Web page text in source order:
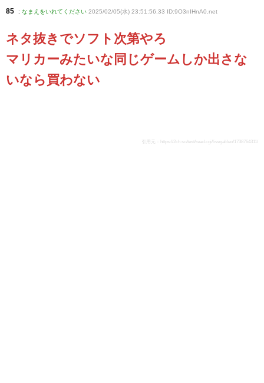
85 : なまえをいれてください 2025/02/05(水) 23:51:56.33 ID:9O3nIHnA0 .net
ネタ抜きでソフト次第やろ
マリカーみたいな同じゲームしか出さな
いなら買わない
引用元： https://2ch.sc/test/read.cgi/livegalileo/1738764311/